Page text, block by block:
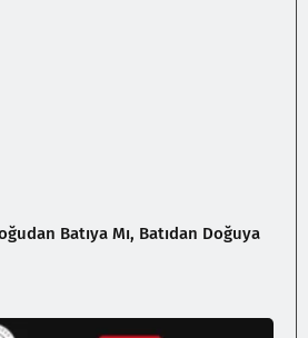
Batıya Mı, Batıdan Doğuya